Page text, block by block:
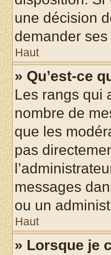
une décision
demander
Haut
» Qu’est-ce
Les rangs qui
nombre de
que les
pas
messages
ou un
Haut
» Lorsque je